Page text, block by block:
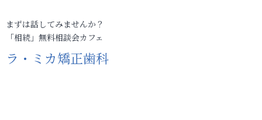
まずは話してみませんか？
「相続」無料相談会カフェ
ラ・ミカ矯正歯科